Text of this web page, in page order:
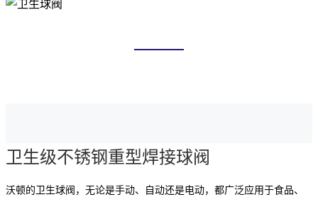
卫生级不锈钢重型焊接球阀
沃顿的卫生球阀，无论是手动、自动还是电动，都广泛应用于食品、